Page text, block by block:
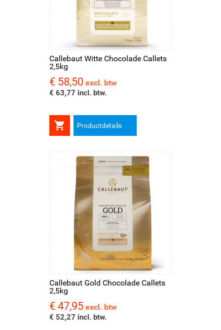
Callebaut Witte Chocolade Callets
2,5kg
Prijs
€ 58,50 excl. btw
€ 63,77 incl. btw.
 Productdetails
Callebaut Gold Chocolade Callets
2,5kg
Prijs
€ 47,95 excl. btw
€ 52,27 incl. btw.